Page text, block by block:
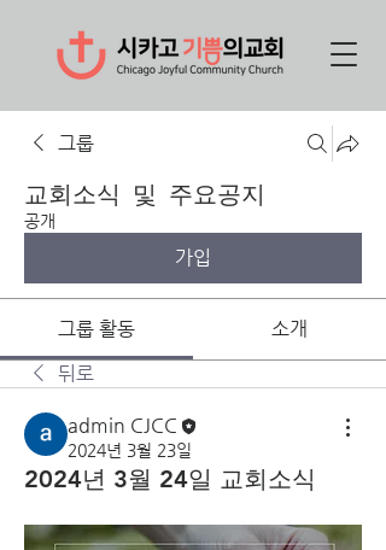
그룹
교회소식 및 주요공지
공개
가입
그룹 활동
소개
뒤로
admin CJCC
2024년 3월 23일
2024년 3월 24일 교회소식